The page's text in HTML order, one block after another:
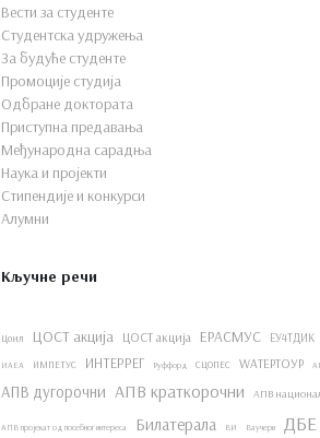
Вести за студенте
Студентска удружења
За будуће студенте
Промоције студија
Одбране доктората
Приступна предавања
Међународна сарадња
Наука и пројекти
Стипендије и конкурси
Алумни
Кључне речи
Цоил ЦОСТ акција ЦОСТ акција ЕРАСМУС ЕУ4ТДИК
ИАЕА ИМПЕТУС ИНТЕРРЕГ Руффорд СЦОПЕС WАТЕРТОУР
АПВ дугорочни АПВ краткорочни АПВ
АПВ пројекат од посебног интереса Билатерала ВИ Ваучери ДБЕ